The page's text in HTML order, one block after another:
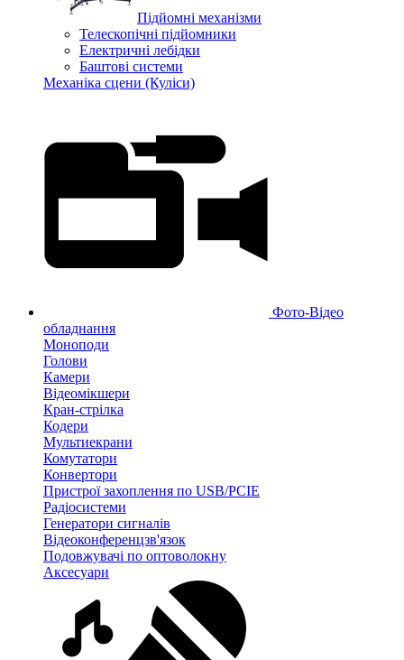
Підйомні механізми
Телескопічні підйомники
Електричні лебідки
Баштові системи
Механіка сцени (Куліси)
Фото-Відео
обладнання
Моноподи
Голови
Камери
Відеомікшери
Кран-стрілка
Кодери
Мультиекрани
Комутатори
Конвертори
Пристрої захоплення по USB/PCIE
Радіосистеми
Генератори сигналів
Відеоконференцзв'язок
Подовжувачі по оптоволокну
Аксесуари